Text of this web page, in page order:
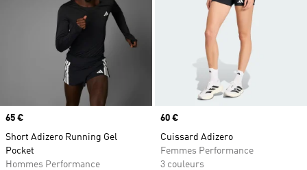
Prix
65 €
Short Adizero Running Gel
Pocket
Hommes Performance
Prix
60 €
Cuissard Adizero
Femmes Performance
3 couleurs